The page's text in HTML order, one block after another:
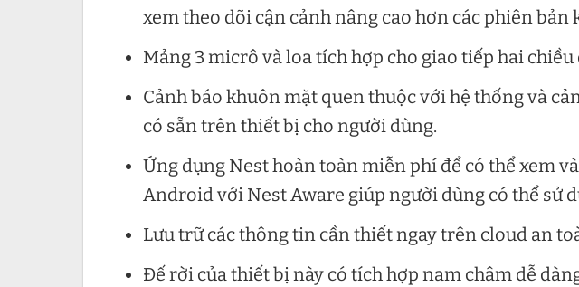
xem theo dõi cận cảnh nâng cao hơn các phiên bản
Mảng 3 micrô và loa tích hợp cho giao tiếp hai
Cảnh báo khuôn mặt quen thuộc với hệ thống và
có sẵn trên thiết bị cho người dùng.
Ứng dụng Nest hoàn toàn miễn phí để có thể xem
Android với Nest Aware giúp người dùng có thể sử
Lưu trữ các thông tin cần thiết ngay trên cloud an
Đế rời của thiết bị này có tích hợp nam châm dễ